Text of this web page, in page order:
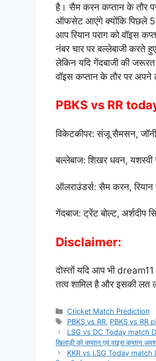
है। सैम करन कप्तान के तौर
ऑफसेट आएंगे क्योंकि पिछले 5
आप रियान पराग को वॉइस
नंबर चार पर बल्लेबाजी करते
लेकिन यदि गेंदबाजी की
वॉइस कप्तान के तौर पर
PBKS vs RR
विकेटकीपर: संजू सैमसन,
बल्लेबाज: शिखर धवन,
ऑलराउंडर्स: सैम करन, रियान
गेंदबाज: ट्रेंट बोल्ट, अर्शदीप
Disclaimer:
दोस्तों यदि आप भी dream11
तत्व शामिल है और इसकी लत
Categories
Cricket Match Prediction
Tags
PBKS vs RR, PBKS vs RR
LSG vs DC Today match
खिलाड़ी को कप्तान एवं वाइस कप्तान
KKR vs LSG Today match